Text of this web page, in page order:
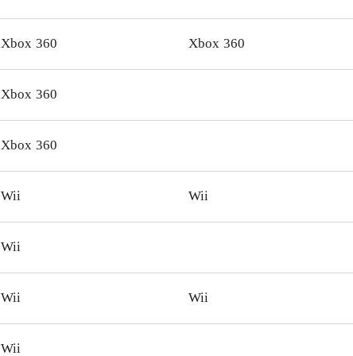
Xbox 360 Xbox 360
Xbox 360
Xbox 360
Wii Wii
Wii
Wii Wii
Wii